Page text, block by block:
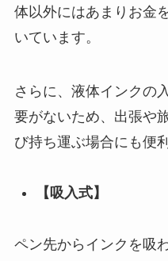
体以外にはあまりお金
いています。
さらに、液体インクの
要がないため、出張や
び持ち運ぶ場合にも便
【吸入式】
ペン先からインクを吸